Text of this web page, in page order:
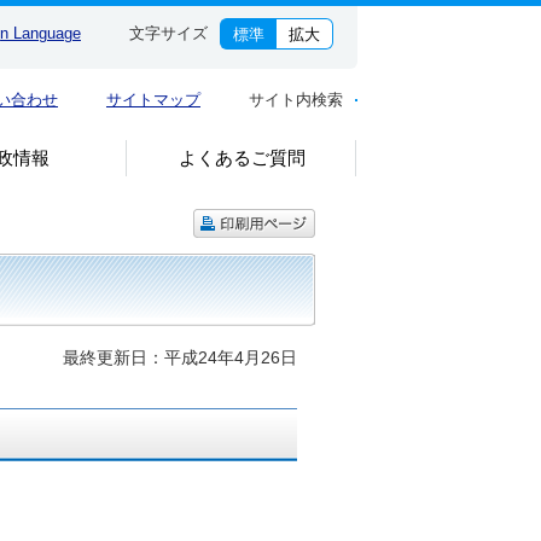
Language 文字サイズ 標準 拡大
合わせ サイトマップ サイト内検索
情報 よくあるご質問
最終更新日：平成24年4月26日